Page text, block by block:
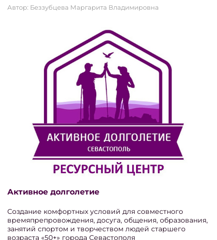
Автор: Беззубцева Маргарита Владимировна
Активное долголетие
Создание комфортных условий для совместного
времяпрепровождения, досуга, общения, образования,
занятий спортом и творчеством людей старшего
возраста «50+» города Севастополя